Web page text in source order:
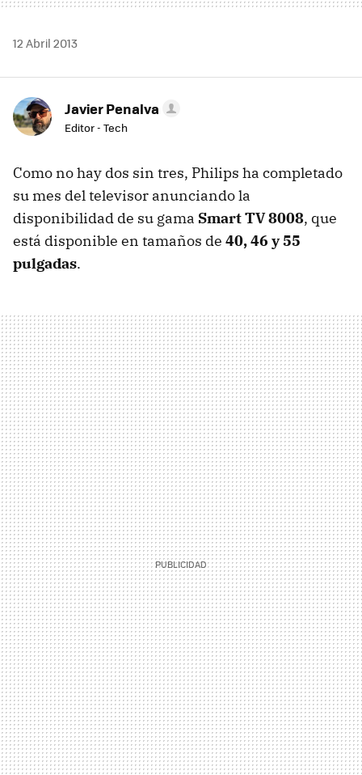
12 Abril 2013
Javier Penalva
Editor - Tech
Como no hay dos sin tres, Philips ha completado
su mes del televisor anunciando la
disponibilidad de su gama Smart TV 8008, que
está disponible en tamaños de 40, 46 y 55
pulgadas.